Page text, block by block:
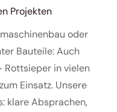
Projekten
oder
Bauteile: Auch
Rottsieper in vielen
Einsatz. Unsere
klare Absprachen,